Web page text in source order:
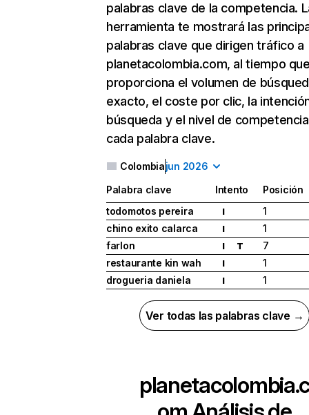
palabras clave de la competencia.
herramienta te mostrará las
palabras clave que dirigen tráfico a
planetacolombia.com, al tiempo
proporciona el volumen de
exacto, el coste por clic, la
búsqueda y el nivel de
cada palabra clave.
Colombiajun 2026
Palabra clave Intento
Posición
todomotos pereira
I
1
chino exito calarca
I
1
farlon
I T
7
restaurante kin wah
I
1
drogueria daniela
I 1
Ver todas las palabras clave →